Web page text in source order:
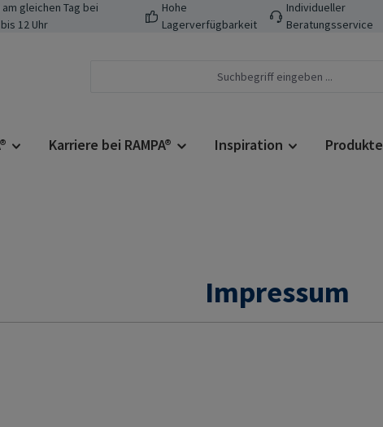
gleichen Tag bei
12 Uhr
Hohe
Lagerverfügbarkeit
Individueller
Beratungsservice
Karriere bei RAMPA® Inspiration Produkte
Impressum